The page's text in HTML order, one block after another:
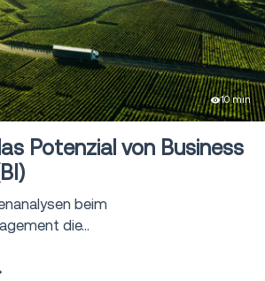
10 min
Potenzial von Business
beim
die...